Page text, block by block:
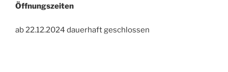
Öffnungszeiten
ab 22.12.2024 dauerhaft geschlossen